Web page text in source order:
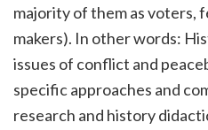
majority of them as voters,
makers). In other words:
issues of conflict and
specific approaches and
research and history